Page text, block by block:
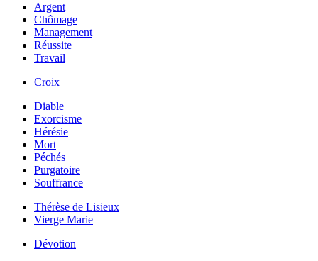
Argent
Chômage
Management
Réussite
Travail
Croix
Diable
Exorcisme
Hérésie
Mort
Péchés
Purgatoire
Souffrance
Thérèse de Lisieux
Vierge Marie
Dévotion